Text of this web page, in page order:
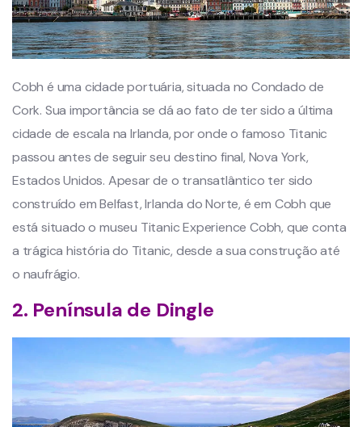
Cobh é uma cidade portuária, situada no Condado de
Cork. Sua importância se dá ao fato de ter sido a última
cidade de escala na Irlanda, por onde o famoso Titanic
passou antes de seguir seu destino final, Nova York,
Estados Unidos. Apesar de o transatlântico ter sido
construído em Belfast, Irlanda do Norte, é em Cobh que
está situado o museu Titanic Experience Cobh, que conta
a trágica história do Titanic, desde a sua construção até
o naufrágio.
2. Península de Dingle